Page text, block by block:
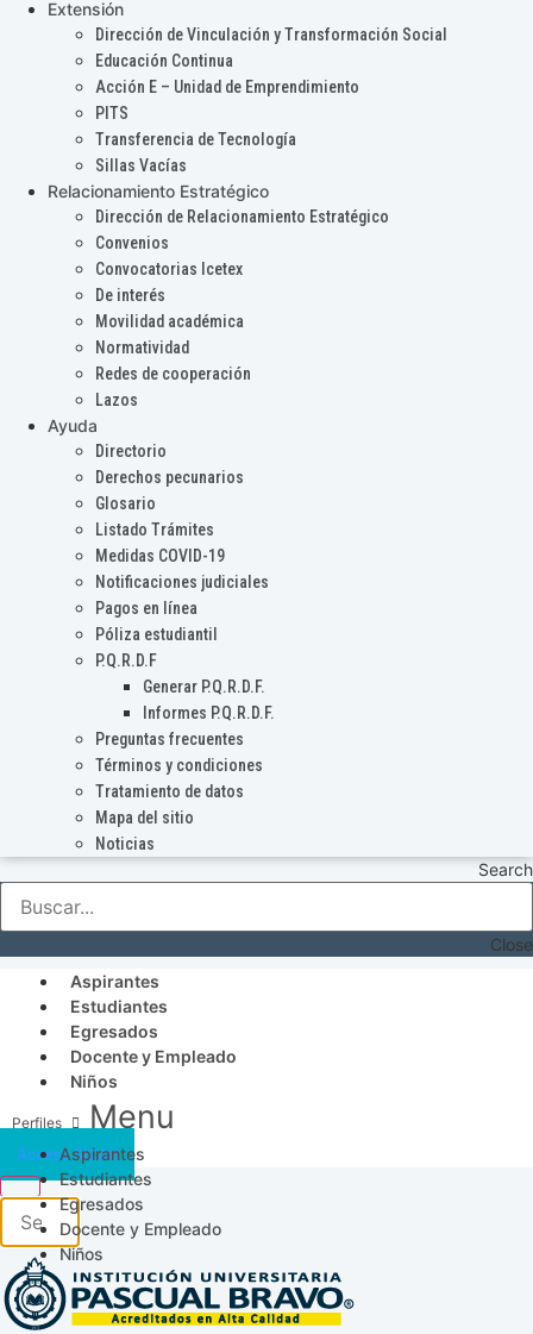
Extensión
Dirección de Vinculación y Transformación Social
Educación Continua
Acción E – Unidad de Emprendimiento
PITS
Transferencia de Tecnología
Sillas Vacías
Relacionamiento Estratégico
Dirección de Relacionamiento Estratégico
Convenios
Convocatorias Icetex
De interés
Movilidad académica
Normatividad
Redes de cooperación
Lazos
Ayuda
Directorio
Derechos pecunarios
Glosario
Listado Trámites
Medidas COVID-19
Notificaciones judiciales
Pagos en línea
Póliza estudiantil
P.Q.R.D.F
Generar P.Q.R.D.F.
Informes P.Q.R.D.F.
Preguntas frecuentes
Términos y condiciones
Tratamiento de datos
Mapa del sitio
Noticias
Search
Close
Aspirantes
Estudiantes
Egresados
Docente y Empleado
Niños
Menu
Aspirantes
Estudiantes
Egresados
Docente y Empleado
Niños
Acceso SICAU